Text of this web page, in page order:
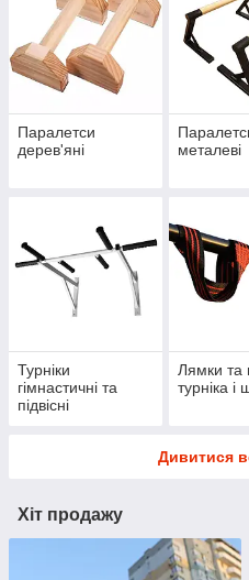
Паралетси
дерев'яні
металеві
Турніки
гімнастичні та
підвісні
Лямки та
турніка і
Дивитися
Хіт продажу